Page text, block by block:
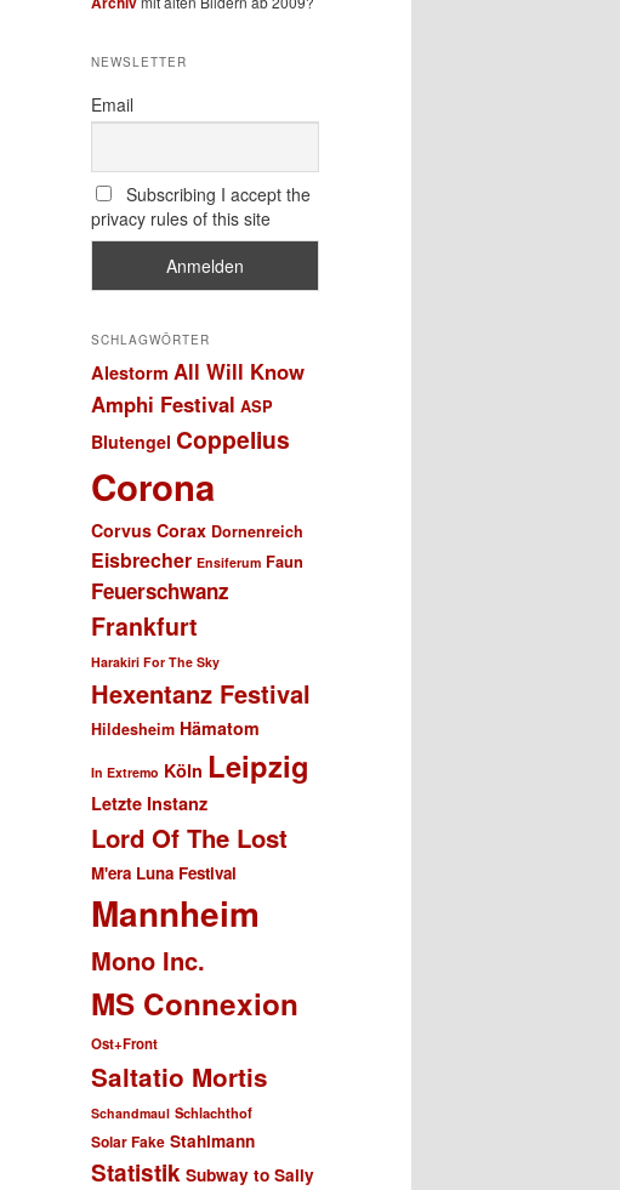
NEWSLETTER
Email
Subscribing I accept the
privacy rules of this site
SCHLAGWÖRTER
Alestorm All Will Know
Amphi Festival ASP
Blutengel Coppelius
Corona
Corvus Corax Dornenreich
Eisbrecher Ensiferum Faun
Feuerschwanz
Frankfurt
Harakiri For The Sky
Hexentanz Festival
Hildesheim Hämatom
In Extremo Köln Leipzig
Letzte Instanz
Lord Of The Lost
M'era Luna Festival
Mannheim
Mono Inc.
MS Connexion
Ost+Front
Saltatio Mortis
Schandmaul Schlachthof
Solar Fake Stahlmann
Statistik Subway to Sally